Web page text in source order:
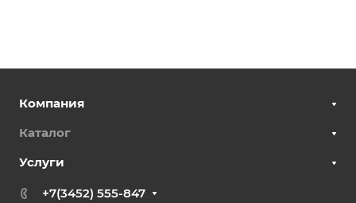
Компания
Каталог
Услуги
+7(3452) 555-847